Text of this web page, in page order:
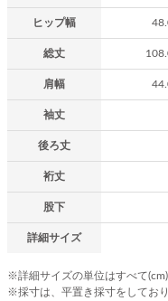
ヒップ幅
総丈
肩幅
袖丈
後ろ丈
裄丈
股下
詳細サイズ
※詳細サイズの単位はすべて(cm)
※採寸は、平置き採寸をしており